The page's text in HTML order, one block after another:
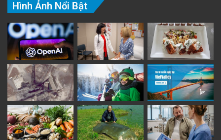
Hình Ảnh Nổi Bật